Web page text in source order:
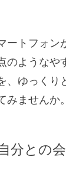
ートフォ
のようなや
、ゆっく
みませんか。
分との